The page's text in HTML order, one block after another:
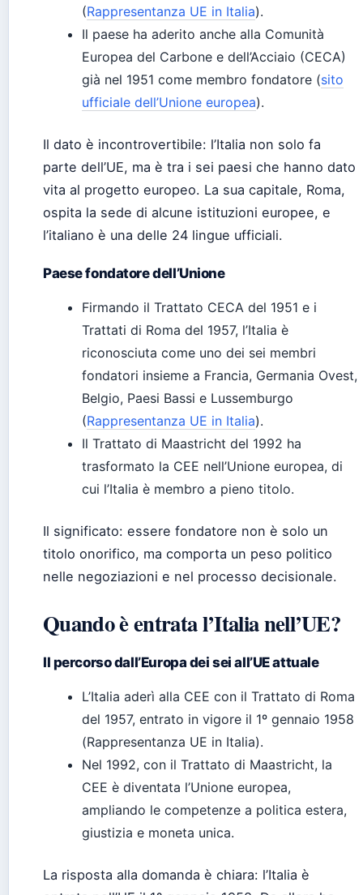
(Rappresentanza UE in Italia).
Il paese ha aderito anche alla Comunità
Europea del Carbone e dell’Acciaio (CECA)
già nel 1951 come membro fondatore (sito
ufficiale dell’Unione europea).
Il dato è incontrovertibile: l’Italia non solo fa
parte dell’UE, ma è tra i sei paesi che hanno dato
vita al progetto europeo. La sua capitale, Roma,
ospita la sede di alcune istituzioni europee, e
l’italiano è una delle 24 lingue ufficiali.
Paese fondatore dell’Unione
Firmando il Trattato CECA del 1951 e i
Trattati di Roma del 1957, l’Italia è
riconosciuta come uno dei sei membri
fondatori insieme a Francia, Germania Ovest,
Belgio, Paesi Bassi e Lussemburgo
(Rappresentanza UE in Italia).
Il Trattato di Maastricht del 1992 ha
trasformato la CEE nell’Unione europea, di
cui l’Italia è membro a pieno titolo.
Il significato: essere fondatore non è solo un
titolo onorifico, ma comporta un peso politico
nelle negoziazioni e nel processo decisionale.
Quando è entrata l’Italia nell’UE?
Il percorso dall’Europa dei sei all’UE attuale
L’Italia aderì alla CEE con il Trattato di Roma
del 1957, entrato in vigore il 1º gennaio 1958
(Rappresentanza UE in Italia).
Nel 1992, con il Trattato di Maastricht, la
CEE è diventata l’Unione europea,
ampliando le competenze a politica estera,
giustizia e moneta unica.
La risposta alla domanda è chiara: l’Italia è